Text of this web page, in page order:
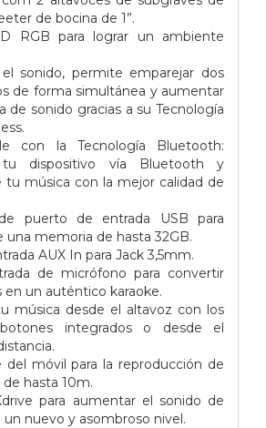
de bocina de 1”.
RGB para lograr un ambiente
sonido, permite emparejar dos
de forma simultánea y aumentar
de sonido gracias a su Tecnología
con la Tecnología Bluetooth:
tu dispositivo vía Bluetooth y
tu música con la mejor calidad de
puerto de entrada USB para
una memoria de hasta 32GB.
AUX In para Jack 3,5mm.
de micrófono para convertir
en un auténtico karaoke.
música desde el altavoz con los
botones integrados o desde el
del móvil para la reproducción de
hasta 10m.
para aumentar el sonido de
un nuevo y asombroso nivel.